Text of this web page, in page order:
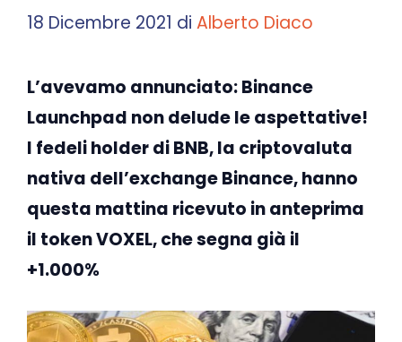
18 Dicembre 2021 di Alberto Diaco
L’avevamo annunciato: Binance
Launchpad non delude le aspettative!
I fedeli holder di BNB, la criptovaluta
nativa dell’exchange Binance, hanno
questa mattina ricevuto in anteprima
il token VOXEL, che segna già il
+1.000%